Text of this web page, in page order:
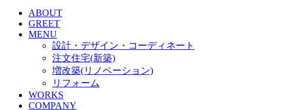
ABOUT
GREET
MENU
設計・デザイン・コーディネート
注文住宅(新築)
増改築(リノベーション)
リフォーム
WORKS
COMPANY